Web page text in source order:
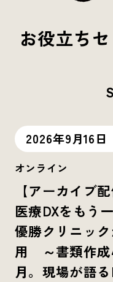
お役立ち
2026年9月16日
オンライン
【アーカイブ
医療DXをもう
優勝クリニッ
用 ～書類作
月。現場が語